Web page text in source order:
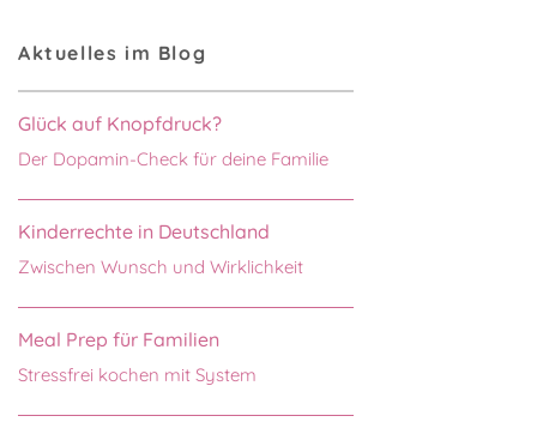
Aktuelles im Blog
Glück auf Knopfdruck?
Der Dopamin-Check für deine Familie
Kinderrechte in Deutschland
Zwischen Wunsch und Wirklichkeit
Meal Prep für Familien
Stressfrei kochen mit System